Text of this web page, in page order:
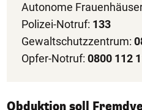
Autonome
Polizei-Notruf: 133
Gewaltschutzzentrum:
Opfer-Notruf: 0800 112
Obduktion soll